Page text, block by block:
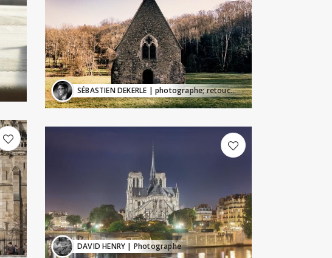
SÉBASTIEN DEKERLE | photographe; retoucheur
DAVID HENRY | Photographe